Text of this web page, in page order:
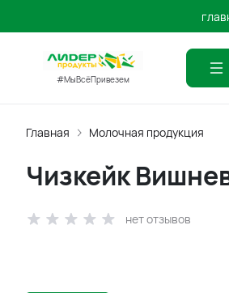
#МыВсёПривезем
Главная Молочная продукция
Чизкейк
нет отзывов